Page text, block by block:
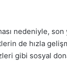
nedeniyle, son
de hızla
gibi sosyal